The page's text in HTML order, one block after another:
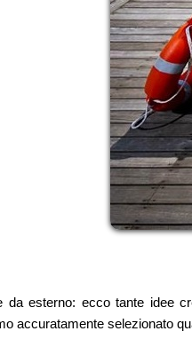
da esterno: ecco tante idee
accuratamente selezionato